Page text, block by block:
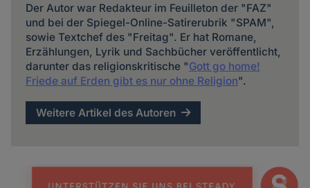
Der Autor war Redakteur im Feuilleton der "FAZ"
und bei der Spiegel-Online-Satirerubrik "SPAM",
sowie Textchef des "Freitag". Er hat Romane,
Erzählungen, Lyrik und Sachbücher veröffentlicht,
darunter das religionskritische "Gott go home!
Friede auf Erden gibt es nur ohne Religion".
Weitere Artikel des Autoren